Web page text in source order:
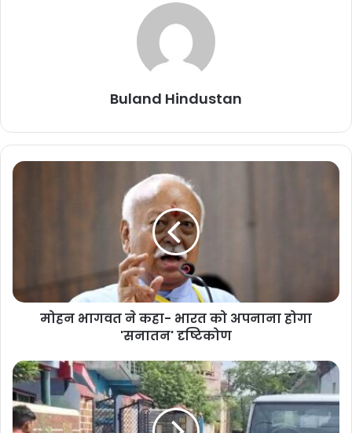
November 11, 2025
India vs Australia: आखिरी टी20 रद्द, भारत
ने सीरीज 2-1 से अपने नाम की
की मौत, 1 घायल
जीएसटी की दरों में ऐतिहासिक कमी
खाद्य और घरेलू सामान
मैटेरियल, कृषि, खिलौने, खेल, शिक्षा, हैंडीक्राफ्ट, मेडिकल, स्वास्थ्य और बीमा
टैक्स दरों में राहत मिलेगी।
अमित शाह ने कहा, “जीएसटी की दरें कम होने से देशवासियों के जीवन में खुशियां
आएंगी और उनकी बचत में भी बढ़ोतरी होगी।”
GST 2.0 आज से लागू
3 सितंबर को हुईजीएसटी काउंसिल की बैठकमें केंद्र सरकार ने बड़ा एलान किया
Buland Hindustan
मोहन भागवत ने कहा- भारत को अपनाना होगा
'सनातन' दृष्टिकोण